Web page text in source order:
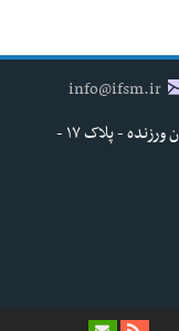
info@ifsm.ir
تهران - خیابان شهید مفتح جنوبی - خیابان ورزنده - پلاک ۱۷ -